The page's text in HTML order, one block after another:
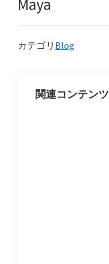
Maya
カテゴリ Blog
関連コンテンツ